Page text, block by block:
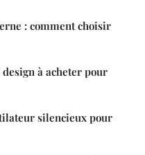
: comment choisir
à acheter pour
silencieux pour